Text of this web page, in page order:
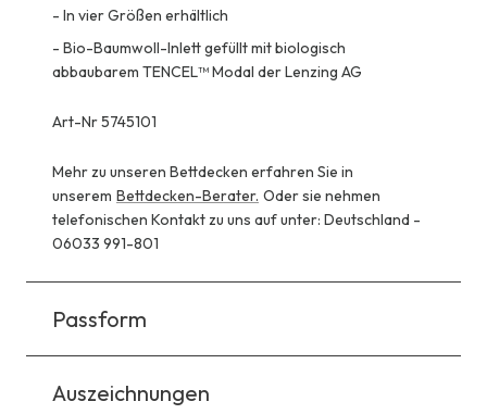
- In vier Größen erhältlich
- Bio-Baumwoll-Inlett gefüllt mit biologisch
abbaubarem TENCEL™ Modal der Lenzing AG
Art-Nr 5745101
Mehr zu unseren Bettdecken erfahren Sie in
unserem Bettdecken-Berater. Oder sie nehmen
telefonischen Kontakt zu uns auf unter: Deutschland -
06033 991-801
Passform
Auszeichnungen